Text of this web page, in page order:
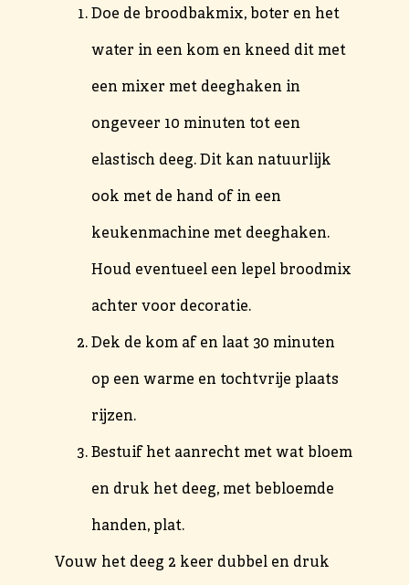
Doe de broodbakmix, boter en het
water in een kom en kneed dit met
een mixer met deeghaken in
ongeveer 10 minuten tot een
elastisch deeg. Dit kan natuurlijk
ook met de hand of in een
keukenmachine met deeghaken.
Houd eventueel een lepel broodmix
achter voor decoratie.
Dek de kom af en laat 30 minuten
op een warme en tochtvrije plaats
rijzen.
Bestuif het aanrecht met wat bloem
en druk het deeg, met bebloemde
handen, plat.
Vouw het deeg 2 keer dubbel en druk